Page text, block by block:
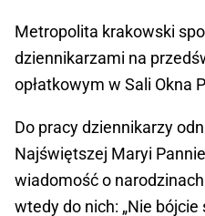
Metropolita krakowski
dziennikarzami na
opłatkowym w Sali Okna
Do pracy dziennikarzy
Najświętszej Maryi
wiadomość o
wtedy do nich: „Nie